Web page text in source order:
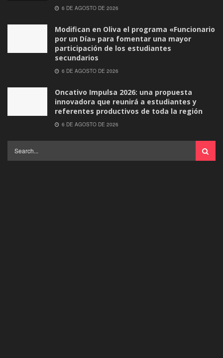
6 DE AGOSTO DE 2026
Modifican en Oliva el programa «Funcionario
por un Día» para fomentar una mayor
participación de los estudiantes
secundarios
6 DE AGOSTO DE 2026
Oncativo Impulsa 2026: una propuesta
innovadora que reunirá a estudiantes y
referentes productivos de toda la región
6 DE AGOSTO DE 2026